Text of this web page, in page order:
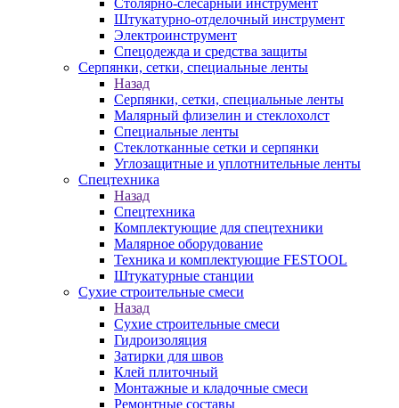
Штукатурно-отделочный инструмент
Электроинструмент
Спецодежда и средства защиты
Серпянки, сетки, специальные ленты
Назад
Серпянки, сетки, специальные ленты
Малярный флизелин и стеклохолст
Специальные ленты
Стеклотканные сетки и серпянки
Углозащитные и уплотнительные ленты
Спецтехника
Назад
Спецтехника
Комплектующие для спецтехники
Малярное оборудование
Техника и комплектующие FESTOOL
Штукатурные станции
Сухие строительные смеси
Назад
Сухие строительные смеси
Гидроизоляция
Затирки для швов
Клей плиточный
Монтажные и кладочные смеси
Ремонтные составы